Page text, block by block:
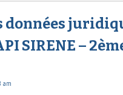
données
SIRENE –
am